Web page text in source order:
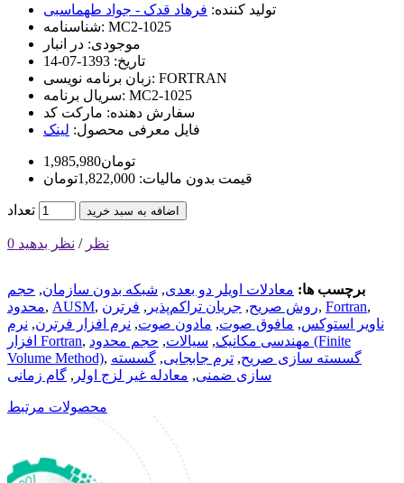
تولید کننده: فرهاد قدک - جواد طهماسبی
شناسنامه: MC2-1025
موجودی: در انبار
تاریخ: 1393-07-14
زبان برنامه نویسی: FORTRAN
سریال برنامه: MC2-1025
سفارش دهنده: مارکت کد
فایل معرفی محصول: لینک
1,985,980تومان
قیمت بدون مالیات: 1,822,000تومان
تعداد اضافه به سبد خرید
0 نظر / نظر بدهید
برچسب ها: معادلات اویلر دو بعدی, شبکه بدون سازمان, حجم
محدود, AUSM, روش صریح, جریان تراکم‌پذیر , فرترن , Fortran,
ناویر استوکس, مافوق صوت, مادون صوت, نرم افزار فرترن, نرم
افزار Fortran, مهندسی مکانیک, سیالات, حجم محدود (Finite
Volume Method), گسسته سازی صریح, ترم جابجایی, گسسته
سازی ضمنی, معادله غیر لزج اولر , گام زمانی
محصولات مرتبط